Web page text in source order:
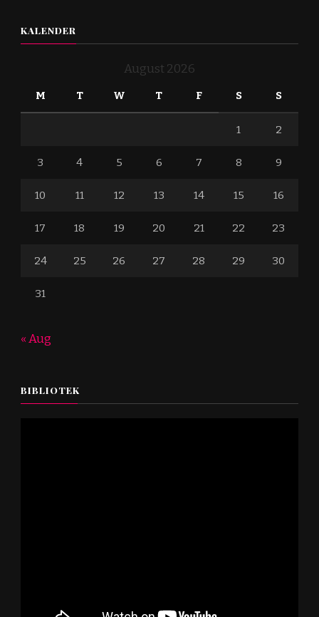
KALENDER
August 2026
M T W T F S S
1 2
3 4 5 6 7 8 9
10 11 12 13 14 15 16
17 18 19 20 21 22 23
24 25 26 27 28 29 30
31
« Aug
BIBLIOTEK